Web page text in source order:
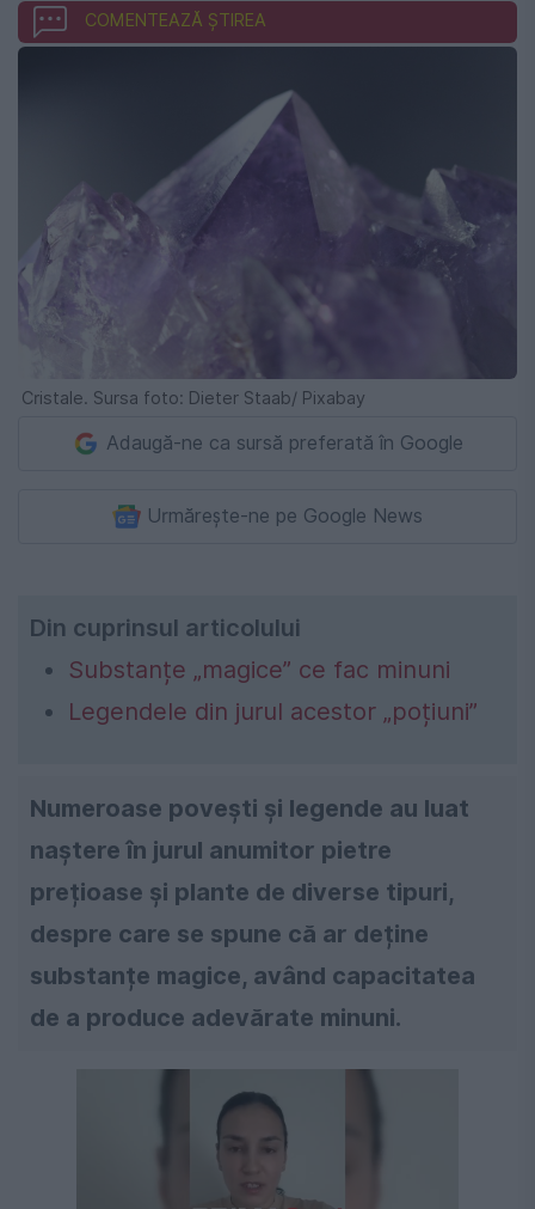
COMENTEAZĂ ȘTIREA
Cristale. Sursa foto: Dieter Staab/ Pixabay
Adaugă-ne ca sursă preferată în Google
Urmărește-ne pe Google News
Din cuprinsul articolului
Substanțe „magice” ce fac minuni
Legendele din jurul acestor „poțiuni”
Numeroase povești și legende au luat
naștere în jurul anumitor pietre
prețioase și plante de diverse tipuri,
despre care se spune că ar deține
substanțe magice, având capacitatea
de a produce adevărate minuni.